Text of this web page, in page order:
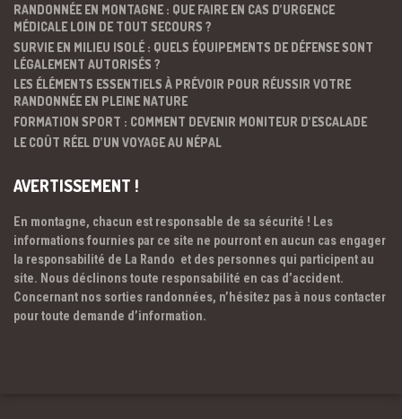
RANDONNÉE EN MONTAGNE : QUE FAIRE EN CAS D’URGENCE
MÉDICALE LOIN DE TOUT SECOURS ?
SURVIE EN MILIEU ISOLÉ : QUELS ÉQUIPEMENTS DE DÉFENSE SONT
LÉGALEMENT AUTORISÉS ?
LES ÉLÉMENTS ESSENTIELS À PRÉVOIR POUR RÉUSSIR VOTRE
RANDONNÉE EN PLEINE NATURE
FORMATION SPORT : COMMENT DEVENIR MONITEUR D’ESCALADE
LE COÛT RÉEL D’UN VOYAGE AU NÉPAL
AVERTISSEMENT !
En montagne, chacun est responsable de sa sécurité ! Les
informations fournies par ce site ne pourront en aucun cas engager
la responsabilité de La Rando et des personnes qui participent au
site. Nous déclinons toute responsabilité en cas d’accident.
Concernant nos sorties randonnées, n’hésitez pas à nous contacter
pour toute demande d’information.